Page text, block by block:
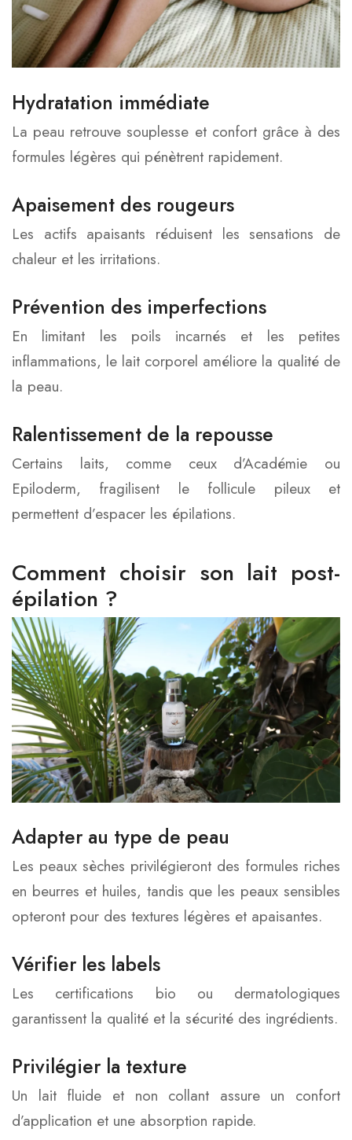
Hydratation immédiate
La peau retrouve souplesse et confort grâce à des
formules légères qui pénètrent rapidement.
Apaisement des rougeurs
Les actifs apaisants réduisent les sensations de
chaleur et les irritations.
Prévention des imperfections
En limitant les poils incarnés et les petites
inflammations, le lait corporel améliore la qualité de
la peau.
Ralentissement de la repousse
Certains laits, comme ceux d’Académie ou
Epiloderm, fragilisent le follicule pileux et
permettent d’espacer les épilations.
Comment choisir son lait post-
épilation ?
Adapter au type de peau
Les peaux sèches privilégieront des formules riches
en beurres et huiles, tandis que les peaux sensibles
opteront pour des textures légères et apaisantes.
Vérifier les labels
Les certifications bio ou dermatologiques
garantissent la qualité et la sécurité des ingrédients.
Privilégier la texture
Un lait fluide et non collant assure un confort
d’application et une absorption rapide.